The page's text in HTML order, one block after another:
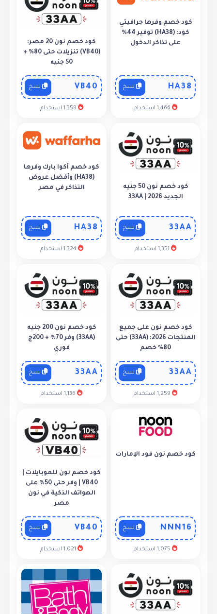
كود خصم وفرها جرافيتي
كود: (HA38) توفير 44%
على تذاكر الدخول
HA38
كود خصم نون 20 مصر:
(VB40) تنزيلات حتى 80% +
50 جنيه
VB40
كود خصم نون 50 جنيه
الجديد 2026 | 33AA
33AA
كود خصم أكوا بارك وفرها
(HA38) وأفضل عروض
التذاكر في مصر
HA38
1,324 استخدام
كود خصم نون على جميع
المنتجات 2026: (33AA) حتى
80% خصم
33AA
كود خصم نون 200 جنيه
(33AA) وفر 70% + 200ج
فوري
33AA
كود خصم نون فود الإمارات
NNN16
كود خصم نون للموبايلات |
VB40 | وفر حتى 50% على
الهواتف الذكية في نون
مصر
VB40